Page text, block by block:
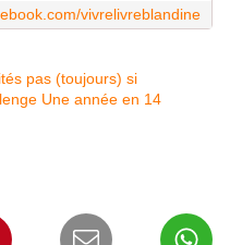
vivrelivreblandine
pas (toujours) si
Une année en 14